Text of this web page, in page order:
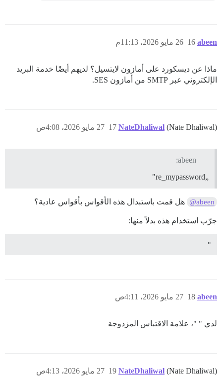
abeen 26 مايو 2026، 11:13م 16
ماذا عن ديسكورد على أمازون لايتسيل؟ لديهم أيضًا خدمة البريد
الإلكتروني عبر SMTP من أمازون SES.
NateDhaliwal (Nate Dhaliwal) 27 مايو 2026، 4:08ص 17
abeen:
„re_mypassword"
@abeen هل قمت باستبدال هذه الأقواس بأقواس عادية؟
جرّب استخدام هذه بدلاً منها:
"
abeen 27 مايو 2026، 4:11ص 18
لدي " "، علامة الاقتباس المزدوجة
NateDhaliwal (Nate Dhaliwal) 27 مايو 2026، 4:13ص 19